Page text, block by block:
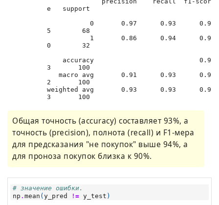
e   support
5        68
0        32
3       100
2       100
weighted avg       0.93      0.93      0.9
3       100
Общая точность (accuracy) составляет 93%, а
точность (precision), полнота (recall) и F1-мера
для предсказания "не покупок" выше 94%, а
для проноза покупок близка к 90%.
# значение ошибки.
np .mean (y_pred != y_test )